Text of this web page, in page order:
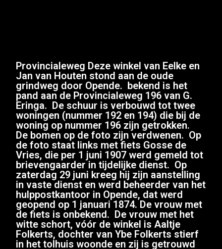
Provincialeweg Deze winkel van Eelke en
Jan van Houten stond aan de oude
grindweg door Opende. bekend is het
pand aan de Provincialeweg 196 van G.
Eringa. De schuur is verbouwd tot twee
woningen (nummer 192 en 194) die bij de
woning op nummer 196 zijn getrokken.
De bomen op de foto zijn verdwenen. Op
de foto staat links met fiets Gosse de
Vries, die per 1 juni 1907 werd gemeld tot
brievengaarder in tijdelijke dienst. Op
zaterdag 29 juni kreeg hij zijn aanstelling
in vaste dienst en werd beheerder van het
hulppostkantoor in Opende, dat werd
geopend op 1 januari 1874. De vrouw met
de fiets is onbekend. De vrouw met het
witte schort, vóór de winkel is Aaltje
Folkerts, dochter van Ybe Folkerts stierf
in het tolhuis woonde en zij is getrouwd